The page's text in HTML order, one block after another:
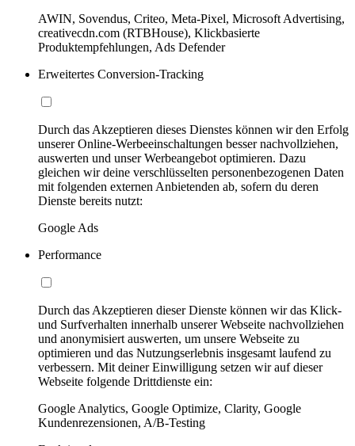
AWIN, Sovendus, Criteo, Meta-Pixel, Microsoft Advertising,
creativecdn.com (RTBHouse), Klickbasierte
Produktempfehlungen, Ads Defender
Erweitertes Conversion-Tracking
Durch das Akzeptieren dieses Dienstes können wir den Erfolg
unserer Online-Werbeeinschaltungen besser nachvollziehen,
auswerten und unser Werbeangebot optimieren. Dazu
gleichen wir deine verschlüsselten personenbezogenen Daten
mit folgenden externen Anbietenden ab, sofern du deren
Dienste bereits nutzt:
Google Ads
Performance
Durch das Akzeptieren dieser Dienste können wir das Klick-
und Surfverhalten innerhalb unserer Webseite nachvollziehen
und anonymisiert auswerten, um unsere Webseite zu
optimieren und das Nutzungserlebnis insgesamt laufend zu
verbessern. Mit deiner Einwilligung setzen wir auf dieser
Webseite folgende Drittdienste ein:
Google Analytics, Google Optimize, Clarity, Google
Kundenrezensionen, A/B-Testing